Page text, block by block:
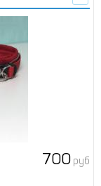
700 руб